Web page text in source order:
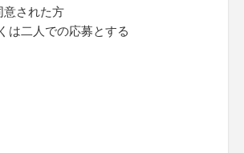
意された方
は二人での応募とする